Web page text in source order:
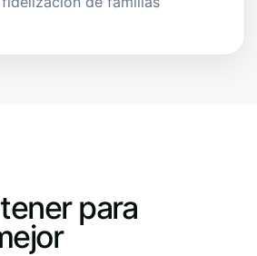
para